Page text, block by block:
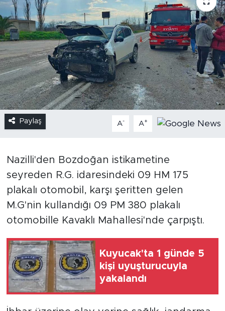
Paylaş A- A+
Nazilli'den Bozdoğan istikametine
seyreden R.G. idaresindeki 09 HM 175
plakalı otomobil, karşı şeritten gelen
M.G'nin kullandığı 09 PM 380 plakalı
otomobille Kavaklı Mahallesi'nde çarpıştı.
Kuyucak'ta 1 günde 5
kişi uyuşturucuyla
yakalandı